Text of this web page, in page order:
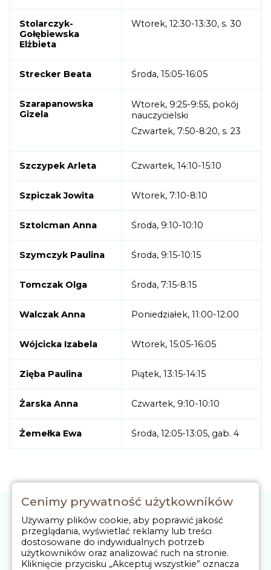
Stolarczyk-
Gołębiewska
Elżbieta
Wtorek, 12:30-13:30, s. 30
Strecker Beata Środa, 15:05-16:05
Szarapanowska
Gizela
Wtorek, 9:25-9:55, pokój
nauczycielski
Czwartek, 7:50-8:20, s. 23
Szczypek Arleta Czwartek, 14:10-15:10
Szpiczak Jowita Wtorek, 7:10-8:10
Sztolcman Anna Środa, 9:10-10:10
Szymczyk Paulina Środa, 9:15-10:15
Tomczak Olga Środa, 7:15-8:15
Walczak Anna Poniedziałek, 11:00-12:00
Wójcicka Izabela Wtorek, 15:05-16:05
Zięba Paulina Piątek, 13:15-14:15
Żarska Anna Czwartek, 9:10-10:10
Żemełka Ewa Środa, 12:05-13:05, gab. 4
RODO
BIP
Deklaracja Dostępności
Cenimy prywatność użytkowników
Używamy plików cookie, aby poprawić jakość
przeglądania, wyświetlać reklamy lub treści
dostosowane do indywidualnych potrzeb
użytkowników oraz analizować ruch na stronie.
Kliknięcie przycisku „Akceptuj wszystkie” oznacza